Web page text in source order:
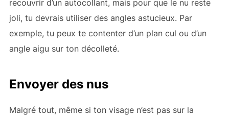
recouvrir d’un autocollant, mais pour que le nu reste
joli, tu devrais utiliser des angles astucieux. Par
exemple, tu peux te contenter d’un plan cul ou d’un
angle aigu sur ton décolleté.
Envoyer des nus
Malgré tout, même si ton visage n’est pas sur la